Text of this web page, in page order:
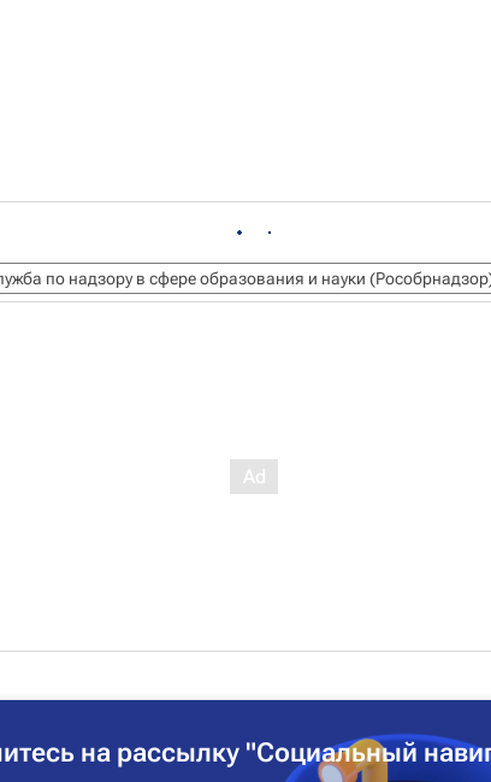
по надзору в сфере образования и науки
на рассылку "Социальный